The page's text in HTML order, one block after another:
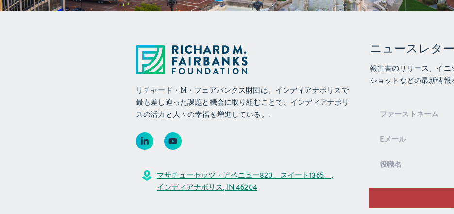
リチャード・M・フェアバンクス財団は、インディアナポリスで
最も差し迫った課題と機会に取り組むことで、インディアナポリ
スの活力と人々の幸福を増進している。.
マサチューセッツ・アベニュー820、スイート1365、,
インディアナポリス, IN 46204
ニュースレタ
報告書のリリース、イ
ショットなどの最新情
録